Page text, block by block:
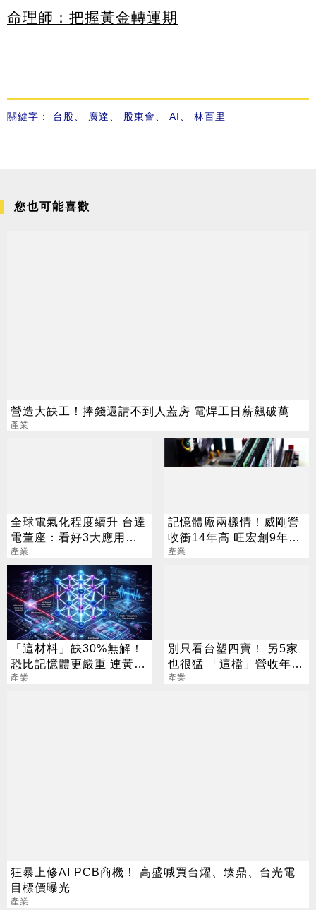
命理師：把握黃金轉運期
關鍵字： 台股 廣達 股東會 AI 林百里
您也可能喜歡
營造大缺工！捧錢還請不到人蓋房 電焊工日薪飆破萬
產業
全球電氣化程度續升 台達
電董座：看好3大應用需
求
產業
記憶體廠兩樣情！威剛營
收衝14年高 旺宏創9年新
低
產業
「這材料」缺30%無解！
恐比記憶體更嚴重 連黃仁
勳都掏錢秒訂
產業
別只看台塑四寶！ 另5家
也很猛 「這檔」營收年增
衝7倍
產業
狂暴上修AI PCB商機！ 高盛喊買台燿、臻鼎、台光電
目標價曝光
產業